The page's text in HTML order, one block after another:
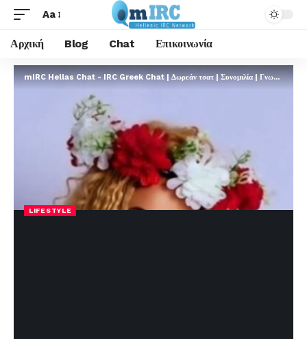
Aa
Αρχική Blog Chat Επικοινωνία
mIRC Hellas Chat - IRC Greek Chat | Δωρεάν τσατ | Συνομιλία | Γνωριμίες | FREE
LIFESTYLE